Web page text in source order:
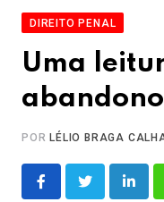
DIREITO PENAL
Uma
PORLÉLIO BRAGA